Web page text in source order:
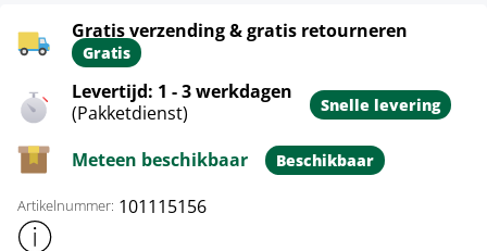
Gratis verzending & gratis retourneren
Gratis
Levertijd: 1 - 3 werkdagen
(Pakketdienst)
Snelle levering
Meteen beschikbaar Beschikbaar
Artikelnummer: 101115156
Toon meer productinformatie